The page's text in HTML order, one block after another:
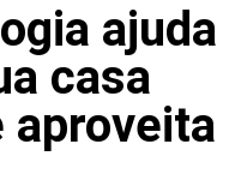
ajuda
casa
aproveita